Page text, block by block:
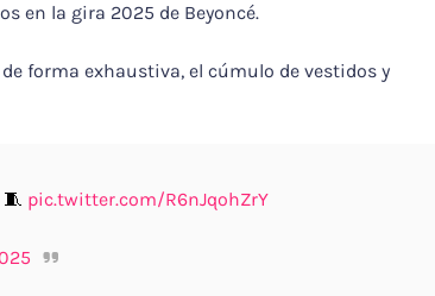
en la gira 2025 de Beyoncé.
forma exhaustiva, el cúmulo de vestidos y
pic.twitter.com/R6nJqohZrY